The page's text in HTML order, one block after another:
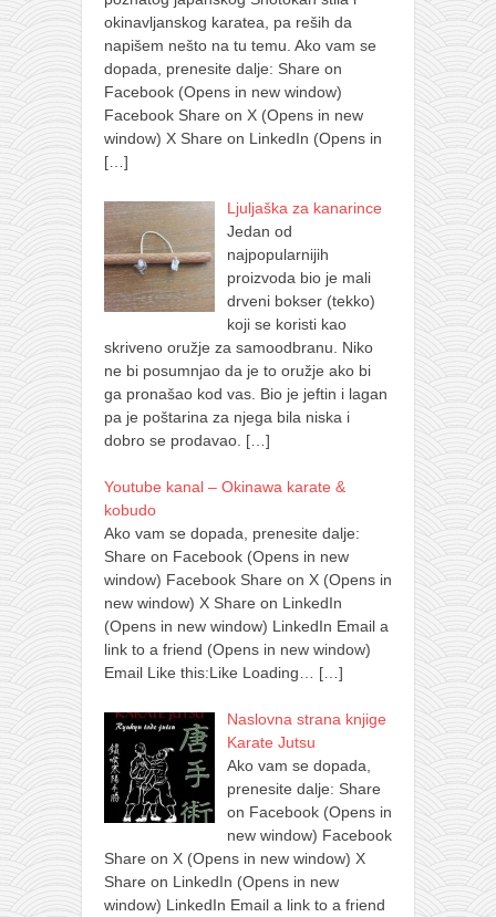
okinavljanskog karatea, pa reših da
napišem nešto na tu temu. Ako vam se
dopada, prenesite dalje: Share on
Facebook (Opens in new window)
Facebook Share on X (Opens in new
window) X Share on LinkedIn (Opens in
[…]
Ljuljaška za kanarince
Jedan od
najpopularnijih
proizvoda bio je mali
drveni bokser (tekko)
koji se koristi kao
skriveno oružje za samoodbranu. Niko
ne bi posumnjao da je to oružje ako bi
ga pronašao kod vas. Bio je jeftin i lagan
pa je poštarina za njega bila niska i
dobro se prodavao. […]
Youtube kanal – Okinawa karate &
kobudo
Ako vam se dopada, prenesite dalje:
Share on Facebook (Opens in new
window) Facebook Share on X (Opens in
new window) X Share on LinkedIn
(Opens in new window) LinkedIn Email a
link to a friend (Opens in new window)
Email Like this:Like Loading…
[…]
Naslovna strana knjige
Karate Jutsu
Ako vam se dopada,
prenesite dalje: Share
on Facebook (Opens in
new window) Facebook
Share on X (Opens in new window) X
Share on LinkedIn (Opens in new
window) LinkedIn Email a link to a friend